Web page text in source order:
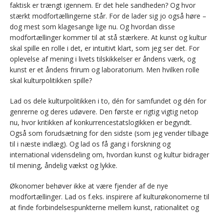
faktisk er trængt igennem. Er det hele sandheden? Og hvor
stærkt modfortællingerne står. For de lader sig jo også høre –
dog mest som klagesange lige nu. Og hvordan disse
modfortællinger kommer til at stå stærkere. At kunst og kultur
skal spille en rolle i det, er intuitivt klart, som jeg ser det. For
oplevelse af mening i livets tilskikkelser er åndens værk, og
kunst er et åndens frirum og laboratorium. Men hvilken rolle
skal kulturpolitikken spille?
Lad os dele kulturpolitikken i to, dén for samfundet og dén for
genrerne og deres udøvere. Den første er rigtig vigtig netop
nu, hvor kritikken af konkurrencestatslogikken er begyndt.
Også som forudsætning for den sidste (som jeg vender tilbage
til i næste indlæg). Og lad os få gang i forskning og
international vidensdeling om, hvordan kunst og kultur bidrager
til mening, åndelig vækst og lykke.
Økonomer behøver ikke at være fjender af de nye
modfortællinger. Lad os f.eks. inspirere af kulturøkonomerne til
at finde forbindelsespunkterne mellem kunst, rationalitet og